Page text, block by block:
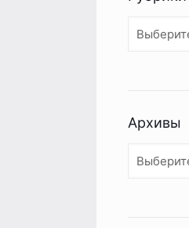
Рубрики
Архивы
Архивы